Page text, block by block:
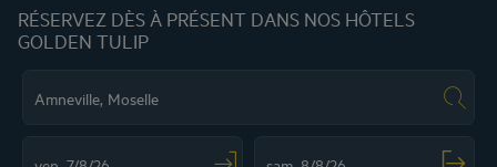
RÉSERVEZ DÈS À PRÉSENT DANS NOS HÔTELS
GOLDEN TULIP